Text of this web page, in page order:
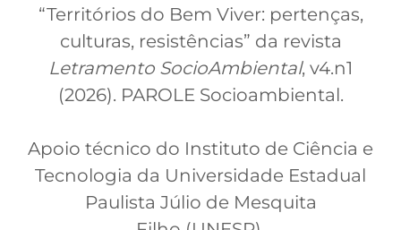
“Territórios do Bem Viver: pertenças,
culturas, resistências” da revista
Letramento SocioAmbiental, v4.n1
(2026). PAROLE Socioambiental.
Apoio técnico do Instituto de Ciência e
Tecnologia da Universidade Estadual
Paulista Júlio de Mesquita